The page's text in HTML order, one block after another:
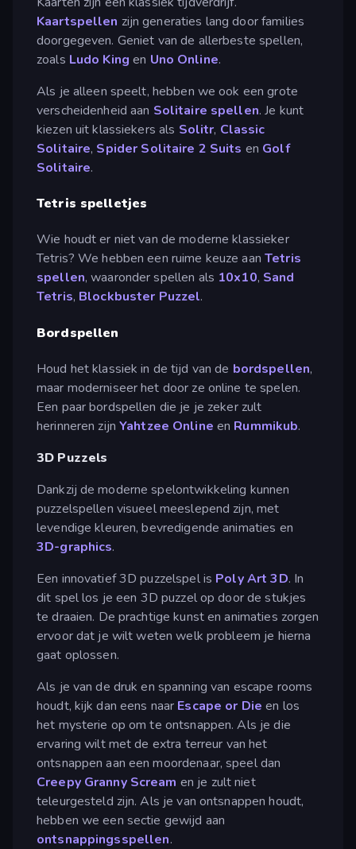
Kaartspellen zijn generaties lang door families
doorgegeven. Geniet van de allerbeste spellen,
zoals Ludo King en Uno Online.
Als je alleen speelt, hebben we ook een grote
verscheidenheid aan Solitaire spellen. Je kunt
kiezen uit klassiekers als Solitr, Classic
Solitaire, Spider Solitaire 2 Suits en Golf
Solitaire.
Tetris spelletjes
Wie houdt er niet van de moderne klassieker
Tetris? We hebben een ruime keuze aan Tetris
spellen, waaronder spellen als 10x10, Sand
Tetris, Blockbuster Puzzel.
Bordspellen
Houd het klassiek in de tijd van de bordspellen,
maar moderniseer het door ze online te spelen.
Een paar bordspellen die je je zeker zult
herinneren zijn Yahtzee Online en Rummikub.
3D Puzzels
Dankzij de moderne spelontwikkeling kunnen
puzzelspellen visueel meeslepend zijn, met
levendige kleuren, bevredigende animaties en
3D-graphics.
Een innovatief 3D puzzelspel is Poly Art 3D. In
dit spel los je een 3D puzzel op door de stukjes
te draaien. De prachtige kunst en animaties zorgen
ervoor dat je wilt weten welk probleem je hierna
gaat oplossen.
Als je van de druk en spanning van escape rooms
houdt, kijk dan eens naar Escape or Die en los
het mysterie op om te ontsnappen. Als je die
ervaring wilt met de extra terreur van het
ontsnappen aan een moordenaar, speel dan
Creepy Granny Scream en je zult niet
teleurgesteld zijn. Als je van ontsnappen houdt,
hebben we een sectie gewijd aan
ontsnappingsspellen.